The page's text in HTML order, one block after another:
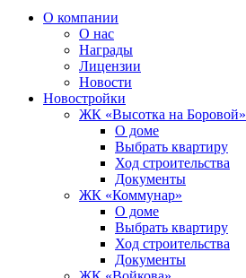
О компании
О нас
Награды
Лицензии
Новости
Новостройки
ЖК «Высотка на Боровой»
О доме
Выбрать квартиру
Ход строительства
Документы
ЖК «Коммунар»
О доме
Выбрать квартиру
Ход строительства
Документы